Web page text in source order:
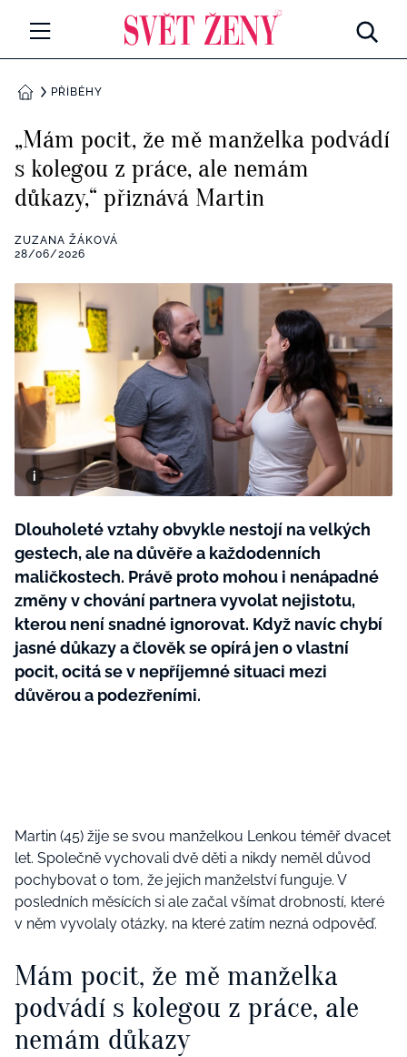
Všechny kategorie
Rozhovory
RETROHUBKY
Všechny kategorie
Seberozvoj
Všechny kategorie
Životní styl
ZÁBAVA
Všechny kategorie
Testy a kvízy
Všechny kategorie
Tvoření
Rady a tipy
BurdaMedia
Extra
SVĚT ŽENY - 599 KČ
ROČNÍ PŘEDPLATNÉ SVĚT ŽENY +
DOMŮPŘÍBĚHY
„Mám pocit, že mě manželka podvádí
s kolegou z práce, ale nemám
důkazy,“ přiznává Martin
ZUZANA ŽÁKOVÁ
28/06/2026
Dlouholeté vztahy obvykle nestojí na velkých
gestech, ale na důvěře a každodenních
maličkostech. Právě proto mohou i nenápadné
změny v chování partnera vyvolat nejistotu,
kterou není snadné ignorovat. Když navíc chybí
jasné důkazy a člověk se opírá jen o vlastní
pocit, ocitá se v nepříjemné situaci mezi
důvěrou a podezřeními.
Martin (45) žije se svou manželkou Lenkou téměř dvacet
let. Společně vychovali dvě děti a nikdy neměl důvod
pochybovat o tom, že jejich manželství funguje. V
posledních měsících si ale začal všímat drobností, které
v něm vyvolaly otázky, na které zatím nezná odpověď.
Mám pocit, že mě manželka
podvádí s kolegou z práce, ale
nemám důkazy